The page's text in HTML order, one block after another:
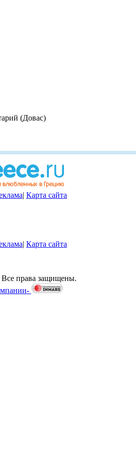
(Довас)
| Карта сайта
| Карта сайта
права защищены.